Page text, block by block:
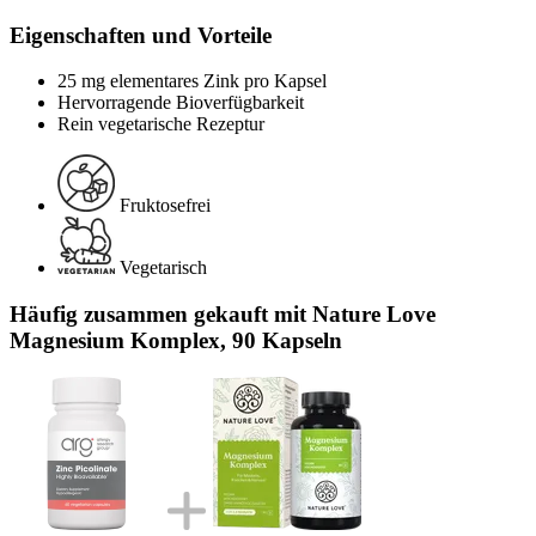
Eigenschaften und Vorteile
25 mg elementares Zink pro Kapsel
Hervorragende Bioverfügbarkeit
Rein vegetarische Rezeptur
Fruktosefrei
Vegetarisch
Häufig zusammen gekauft mit Nature Love
Magnesium Komplex, 90 Kapseln